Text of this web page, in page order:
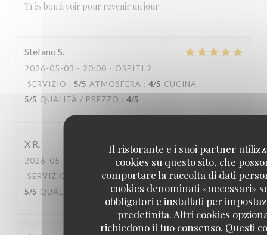
Il ristorante e i suoi partner
cookies su questo sito, che
comportare la raccolta di dati
cookies denominati «necessari»
obbligatori e installati per
predefinita. Altri cookies
richiedono il tuo consenso. Questi
Très bon à voir pour revenir un jour
Stefano S
2026-05-03 - 20:00 - OSPITI 2
SERVIZIO : 5/5 ATMOSFERA : 4/5 CUCINA :
5/5 QUALITÀ / PREZZO : 4/5
X R
2026-05-02
- 20:30 - OSPITI 2
SERVIZIO
ATMOSFERA: 5/5 CUCINA :
5/5 QUALITÀ / PREZZO: 5/5